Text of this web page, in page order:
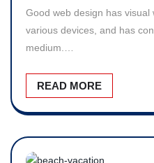
Good web design has
various devices, and has
medium.…
READ MORE